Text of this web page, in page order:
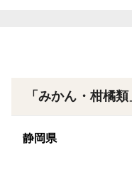
⚪︎サイズ：SS〜3L混合
⚪︎保存方法：冷蔵庫
「みかん・柑橘
静岡県